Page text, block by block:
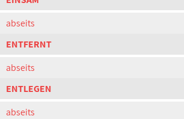
abseits
ENTFERNT
abseits
ENTLEGEN
abseits